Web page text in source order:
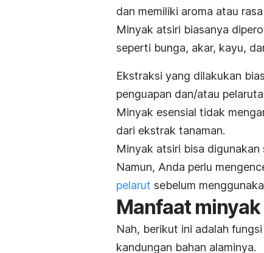
dan memiliki aroma atau
Minyak atsiri biasanya
seperti bunga, akar, kayu,
Ekstraksi yang dilakukan
penguapan dan/atau
Minyak esensial tidak
dari ekstrak tanaman.
Minyak atsiri bisa
Namun, Anda perlu
pelarut sebelum
Manfaat
Nah, berikut ini adalah fungsi
kandungan bahan alaminya.